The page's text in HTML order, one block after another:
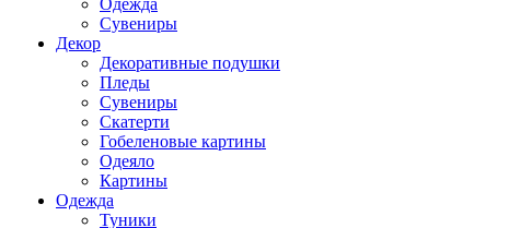
Одежда
Сувениры
Декор
Декоративные подушки
Пледы
Сувениры
Скатерти
Гобеленовые картины
Одеяло
Картины
Одежда
Туники